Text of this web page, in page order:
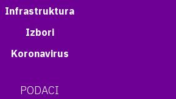
Infrastruktura
Izbori
Koronavirus
PODACI